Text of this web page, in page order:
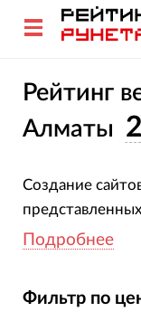
Рейтинг
Алматы
Создание
построения
Чтобы узнать
Подробнее
Фильтр по